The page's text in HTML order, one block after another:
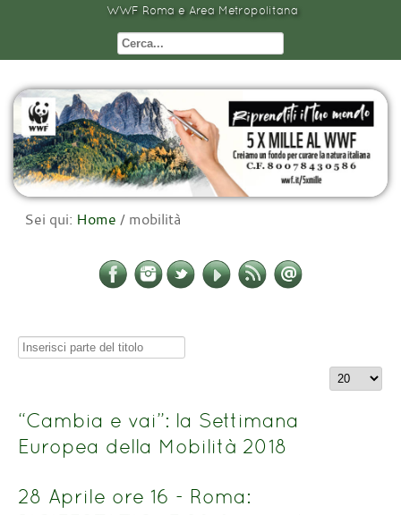
WWF Roma e Area Metropolitana
Sei qui: Home / mobilità
Inserisci
titolo
Visualizza
“Cambia e vai”: la Settimana
Europea della Mobilità 2018
28 Aprile ore 16 - Roma: